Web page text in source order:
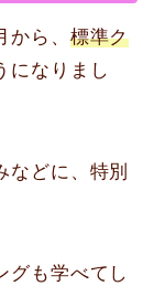
ら、 標準ク
になりまし
などに、特別
グも学べてし